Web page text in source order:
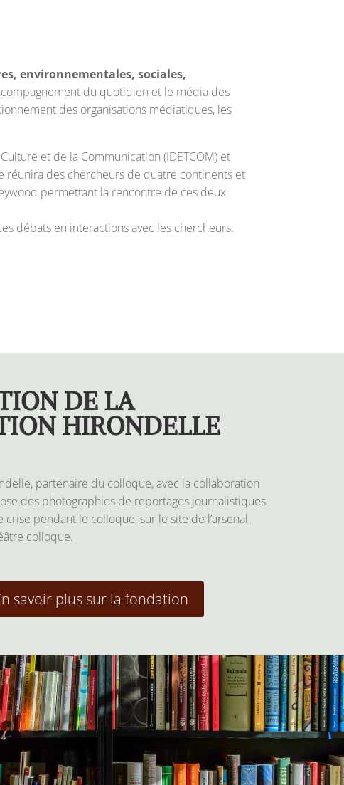
environnementales, sociales,
du quotidien et le média des
des organisations médiatiques, les
et de la Communication (IDETCOM) et
réunira des chercheurs de quatre continents et
permettant la rencontre de ces deux
débats en interactions avec les chercheurs.
DE LA
HIRONDELLE
partenaire du colloque, avec la collaboration
des photographies de reportages journalistiques
crise pendant le colloque, sur le site de l’arsenal,
colloque.
savoir plus sur la fondation